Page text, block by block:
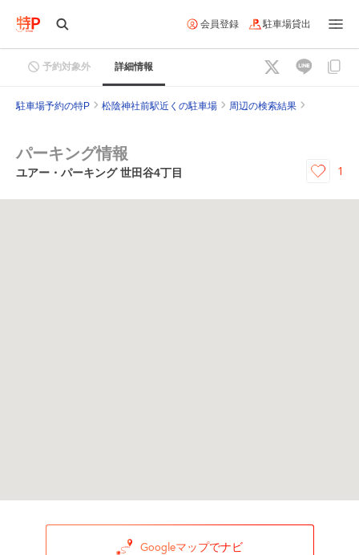
会員登録 駐車場貸出
予約対象外 詳細情報
駐車場予約の特P 松陰神社前駅近くの駐車場 周辺の検索結果
パーキング情報
ユアー・パーキング 世田谷4丁目 1
Googleマップでナビ